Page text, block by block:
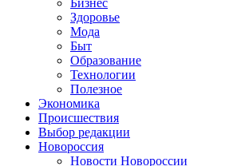
Бизнес
Здоровье
Мода
Быт
Образование
Технологии
Полезное
Экономика
Происшествия
Выбор редакции
Новороссия
Новости Новороссии